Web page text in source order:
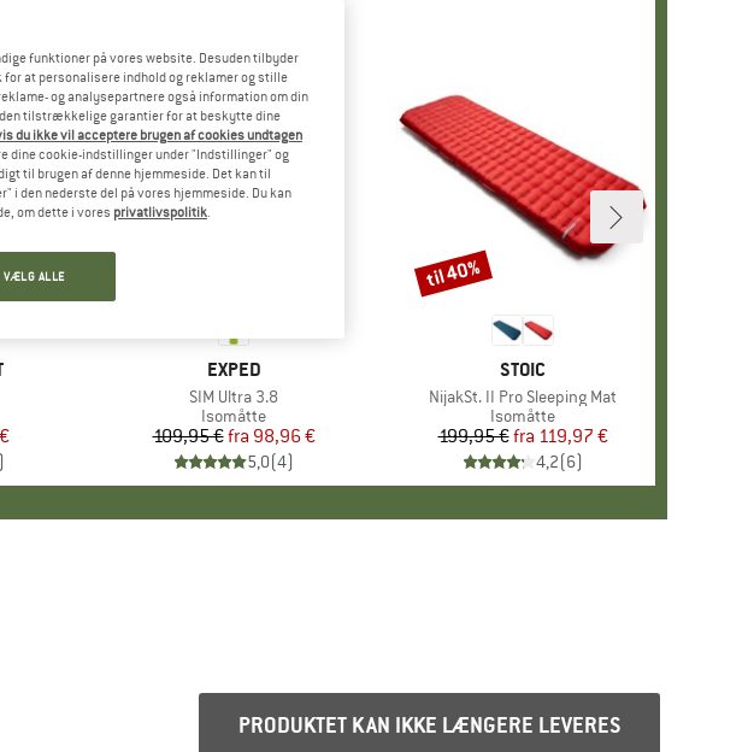
)
MÆRKE
EXPED
Artikel
SIM Ultra 3.8
Produktgruppe
Isomåtte
Pris
109,95 € Nedsat pris
fra 98,96 €
5,0(4)
MÆRKE
STOIC
Artikel
NijakSt. II Pro Sleeping Mat
Produktgruppe
Isomåtte
Pris
199,95 € Nedsat pris
fra 119,97 €
4,2(6)
Rabat
til 40%
PRODUKTET KAN IKKE LÆNGERE LEVERES
funktioner på vores website. Desuden tilbyder
at personalisere indhold og reklamer og stille
og analysepartnere også information om din
tilstrækkelige garantier for at beskytte dine
du ikke vil acceptere brugen af cookies undtagen
dine cookie-indstillinger under "Indstillinger" og
til brugen af denne hjemmeside. Det kan til
den nederste del på vores hjemmeside. Du kan
om dette i vores privatlivspolitik.
VÆLG ALLE